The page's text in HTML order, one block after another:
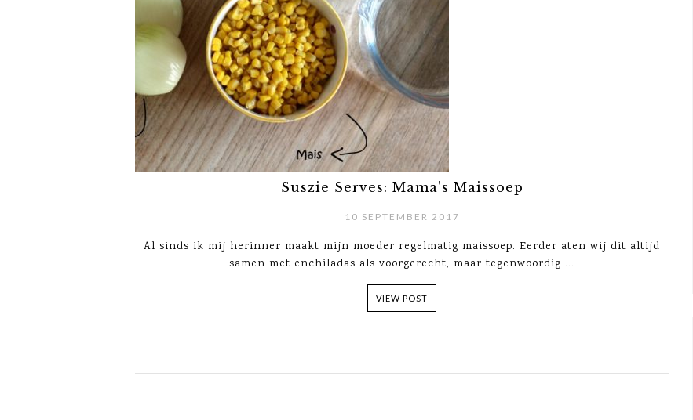
Suszie Serves: Mama’s Maissoep
10 SEPTEMBER 2017
Al sinds ik mij herinner maakt mijn moeder regelmatig maissoep. Eerder aten wij dit altijd
samen met enchiladas als voorgerecht, maar tegenwoordig ...
VIEW POST